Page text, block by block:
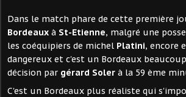
Dans le match phare de cette première
Bordeaux à St-Etienne, malgré une
les coéquipiers de michel Platini, encore
dangereux et c'est un Bordeaux
décision par gérard Soler à la 59 ème
C'est un Bordeaux plus réaliste qui